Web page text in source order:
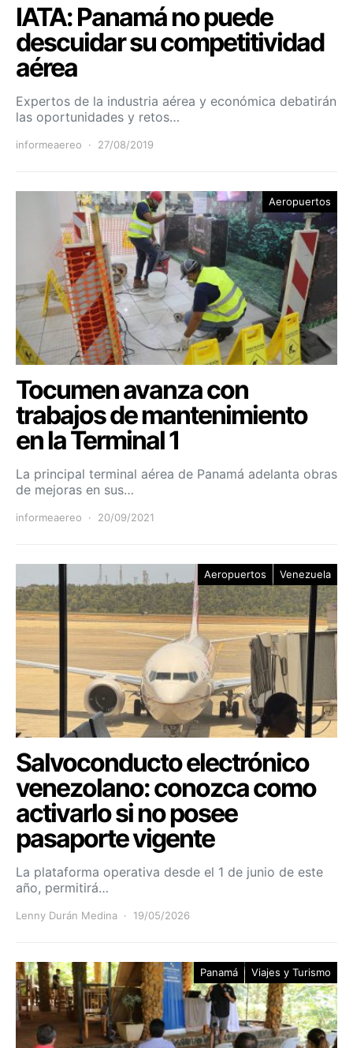
IATA: Panamá no puede
descuidar su competitividad
aérea
Expertos de la industria aérea y económica debatirán
las oportunidades y retos…
informeaereo 27/08/2019
Aeropuertos
Tocumen avanza con
trabajos de mantenimiento
en la Terminal 1
La principal terminal aérea de Panamá adelanta obras
de mejoras en sus…
informeaereo 20/09/2021
Aeropuertos Venezuela
Salvoconducto electrónico
venezolano: conozca como
activarlo si no posee
pasaporte vigente
La plataforma operativa desde el 1 de junio de este
año, permitirá…
Lenny Durán Medina 19/05/2026
Panamá Viajes y Turismo